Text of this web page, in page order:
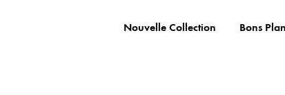
Nouvelle Collection Bons